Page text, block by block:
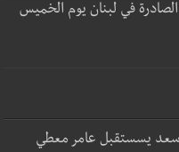
في لبنان يوم الخميس
سعد يسستقبل عامر معطي